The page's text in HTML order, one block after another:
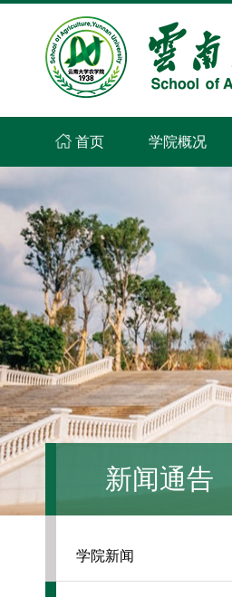
首页 学院概况
新闻通告
学院新闻